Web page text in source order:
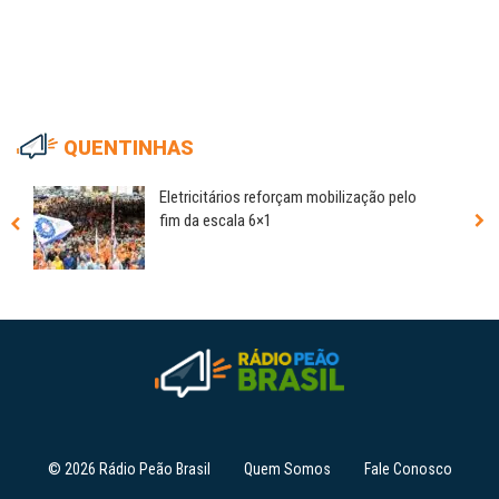
QUENTINHAS
Eletricitários reforçam mobilização pelo
fim da escala 6×1
© 2026 Rádio Peão Brasil Quem Somos Fale Conosco